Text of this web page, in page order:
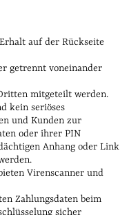
auf der Rückseite
getrennt voneinander
mitgeteilt werden.
kein seriöses
und Kunden zur
oder ihrer PIN
Anhang oder Link
Virenscanner und
Zahlungsdaten beim
sicher